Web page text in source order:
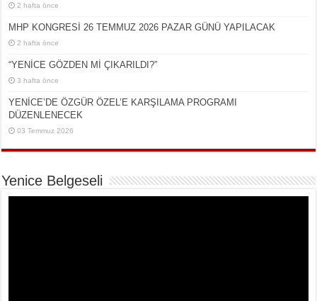
2 hafta önce
MHP KONGRESİ 26 TEMMUZ 2026 PAZAR GÜNÜ YAPILACAK
2 hafta önce
“YENİCE GÖZDEN Mİ ÇIKARILDI?”
3 hafta önce
YENİCE’DE ÖZGÜR ÖZEL’E KARŞILAMA PROGRAMI
DÜZENLENECEK
03 Temmuz 2026
Yenice Belgeseli